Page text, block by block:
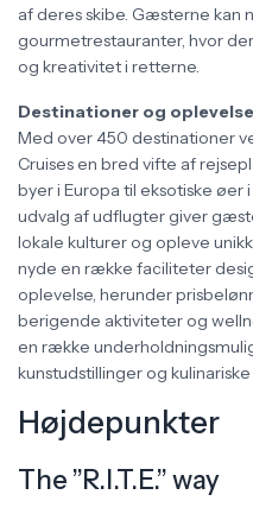
af deres skibe. Gæsterne kan
gourmetrestauranter, hvor
og kreativitet i retterne.
Destinationer og
Med over 450 destinationer
Cruises en bred vifte af
byer i Europa til eksotiske øer
udvalg af udflugter giver
lokale kulturer og opleve
nyde en række faciliteter
oplevelse, herunder
berigende aktiviteter og
en række
kunstudstillinger og
Højdepunkter
The ”R.I.T.E.” way